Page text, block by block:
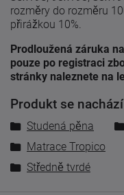
rozměry do rozměru
přirážkou 10%.
Prodloužená záruka
pouze po registraci
stránky naleznete na
Produkt se
Studená pěna
Matrace Tropico
Středně tvrdé